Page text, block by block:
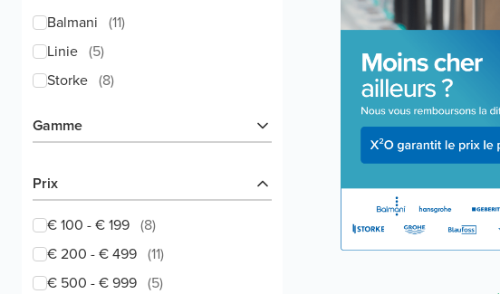
Balmani (11)
Linie (5)
Storke (8)
Gamme
Prix
€ 100 - € 199 (8)
€ 200 - € 499 (11)
€ 500 - € 999 (5)